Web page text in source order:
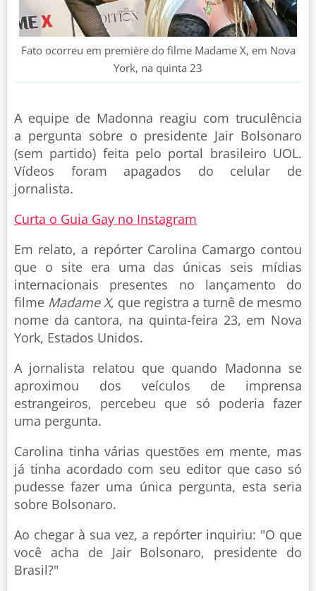
Fato ocorreu em première do filme Madame X, em Nova
York, na quinta 23
A equipe de Madonna reagiu com truculência
a pergunta sobre o presidente Jair Bolsonaro
(sem partido) feita pelo portal brasileiro UOL.
Vídeos foram apagados do celular de
jornalista.
Curta o Guia Gay no Instagram
Em relato, a repórter Carolina Camargo contou
que o site era uma das únicas seis mídias
internacionais presentes no lançamento do
filme Madame X, que registra a turnê de mesmo
nome da cantora, na quinta-feira 23, em Nova
York, Estados Unidos.
A jornalista relatou que quando Madonna se
aproximou dos veículos de imprensa
estrangeiros, percebeu que só poderia fazer
uma pergunta.
Carolina tinha várias questões em mente, mas
já tinha acordado com seu editor que caso só
pudesse fazer uma única pergunta, esta seria
sobre Bolsonaro.
Ao chegar à sua vez, a repórter inquiriu: "O que
você acha de Jair Bolsonaro, presidente do
Brasil?"